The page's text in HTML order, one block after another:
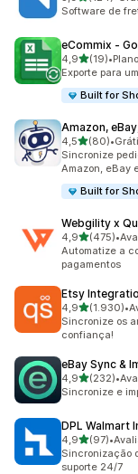
124 avaliações
Software de
eCommix ‑
4,9de 5 estrelas
(19)
19 avaliações
•
Exporte para
Built for
Amazon,
4,5de 5(80)
80 avaliações
•
Sincronize
Amazon, eBay
Built for
Webgility x
4,9de 5(475)
475 avaliações
•
Automatize a
pagamentos
Etsy
4,9de 5(1.930)
1930 •
Sincronize os
confiança!
eBay Sync &
4,9de 5(232)
232 avaliações
•
Sincronize e
DPL Walmart
4,9de 5(97)
97 avaliações
•
Sincronização
suporte 24/7